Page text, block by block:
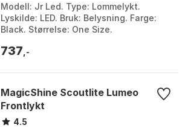
Modell: Jr Led. Type: Lommelykt.
Lyskilde: LED. Bruk: Belysning. Farge:
Black. Størrelse: One Size.
737 ,-
MagicShine Scoutlite Lumeo
Frontlykt
4.5